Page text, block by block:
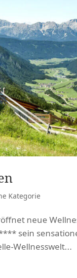
Kategorie
neue
sein
Wellnesswelt...